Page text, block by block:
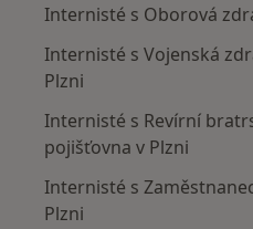
Internisté s Oborová
Internisté s Vojenská
Plzni
Internisté s Revírní
pojišťovna v Plzni
Internisté s
Plzni